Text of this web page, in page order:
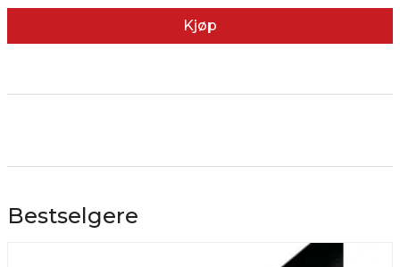
Kjøp
Bestselgere